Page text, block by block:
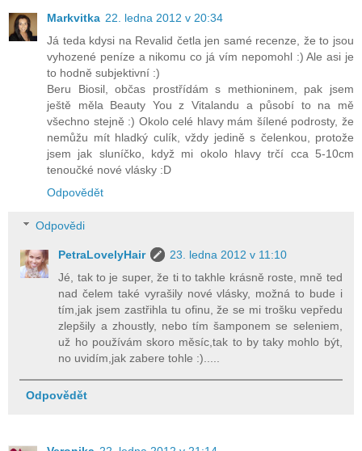
Markvitka 22. ledna 2012 v 20:34
Já teda kdysi na Revalid četla jen samé recenze, že to jsou
vyhozené peníze a nikomu co já vím nepomohl :) Ale asi je
to hodně subjektivní :)
Beru Biosil, občas prostřídám s methioninem, pak jsem
ještě měla Beauty You z Vitalandu a působí to na mě
všechno stejně :) Okolo celé hlavy mám šílené podrosty, že
nemůžu mít hladký culík, vždy jedině s čelenkou, protože
jsem jak sluníčko, když mi okolo hlavy trčí cca 5-10cm
tenoučké nové vlásky :D
Odpovědět
Odpovědi
PetraLovelyHair
23. ledna 2012 v 11:10
Jé, tak to je super, že ti to takhle krásně roste, mně ted
nad čelem také vyrašily nové vlásky, možná to bude i
tím,jak jsem zastřihla tu ofinu, že se mi trošku vepředu
zlepšily a zhoustly, nebo tím šamponem se seleniem,
už ho používám skoro měsíc,tak to by taky mohlo být,
no uvidím,jak zabere tohle :).....
Odpovědět